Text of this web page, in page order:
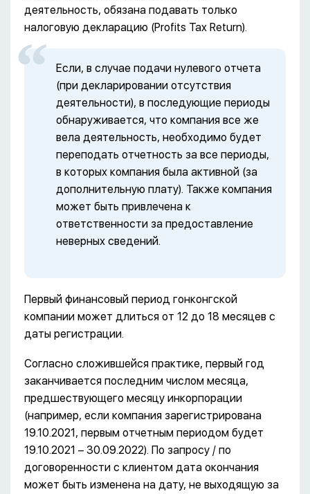
деятельность, обязана подавать только
налоговую декларацию (Profits Tax Return).
Если, в случае подачи нулевого отчета
(при декларировании отсутствия
деятельности), в последующие периоды
обнаруживается, что компания все же
вела деятельность, необходимо будет
переподать отчетность за все периоды,
в которых компания была активной (за
дополнительную плату). Также компания
может быть привлечена к
ответственности за предоставление
неверных сведений.
Первый финансовый период гонконгской
компании может длиться от 12 до 18 месяцев с
даты регистрации.
Согласно сложившейся практике, первый год
заканчивается последним числом месяца,
предшествующего месяцу инкорпорации
(например, если компания зарегистрирована
19.10.2021, первым отчетным периодом будет
19.10.2021 – 30.09.2022). По запросу / по
договоренности с клиентом дата окончания
может быть изменена на дату, не выходящую за